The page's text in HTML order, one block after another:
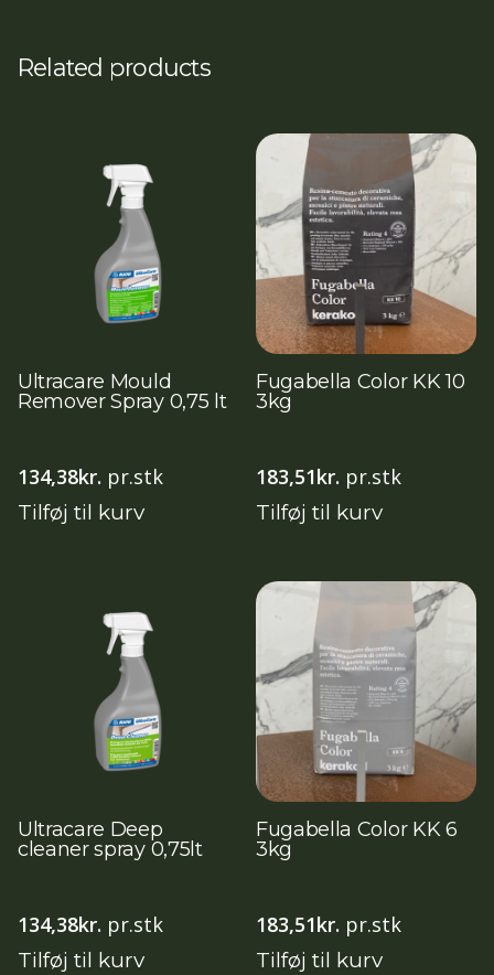
Related products
Ultracare Mould
Remover Spray 0,75 lt
134,38kr. pr.stk
Tilføj til kurv
Fugabella Color KK 10
3kg
183,51kr. pr.stk
Tilføj til kurv
Ultracare Deep
cleaner spray 0,75lt
134,38kr. pr.stk
Tilføj til kurv
Fugabella Color KK 6
3kg
183,51kr. pr.stk
Tilføj til kurv